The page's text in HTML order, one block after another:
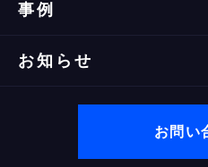
事例
お知らせ
お問い